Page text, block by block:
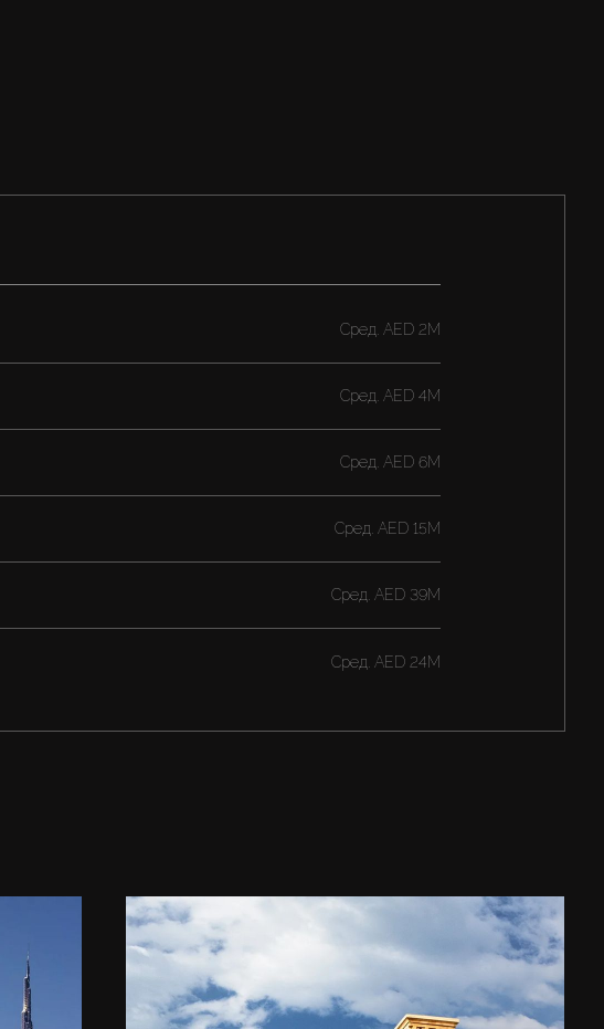
Cред. AED 2M
Cред. AED 4M
Cред. AED 6M
Cред. AED 15M
Cред. AED 39M
Cред. AED 24M